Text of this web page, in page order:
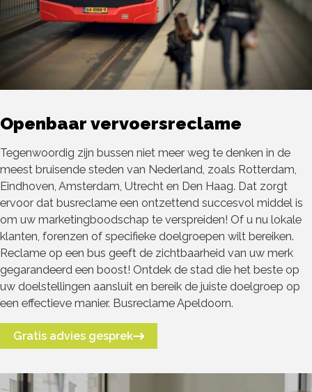
Openbaar vervoersreclame
Tegenwoordig zijn bussen niet meer weg te denken in de
meest bruisende steden van Nederland, zoals Rotterdam,
Eindhoven, Amsterdam, Utrecht en Den Haag. Dat zorgt
ervoor dat busreclame een ontzettend succesvol middel is
om uw marketingboodschap te verspreiden! Of u nu lokale
klanten, forenzen of specifieke doelgroepen wilt bereiken.
Reclame op een bus geeft de zichtbaarheid van uw merk
gegarandeerd een boost! Ontdek de stad die het beste op
uw doelstellingen aansluit en bereik de juiste doelgroep op
een effectieve manier. Busreclame Apeldoorn.
Gratis advies gesprek